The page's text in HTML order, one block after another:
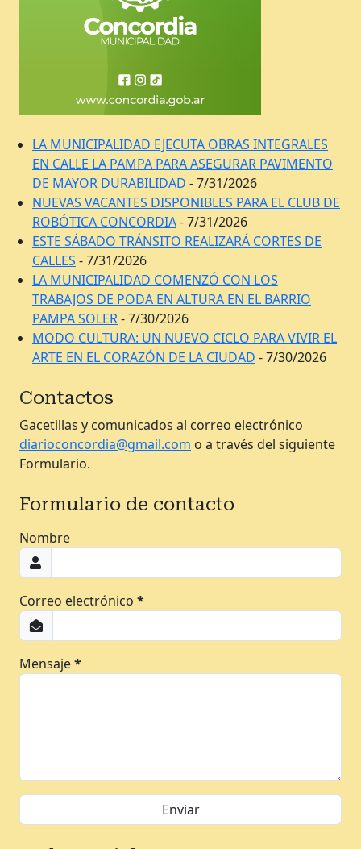
LA MUNICIPALIDAD EJECUTA OBRAS INTEGRALES
EN CALLE LA PAMPA PARA ASEGURAR PAVIMENTO
DE MAYOR DURABILIDAD - 7/31/2026
NUEVAS VACANTES DISPONIBLES PARA EL CLUB DE
ROBÓTICA CONCORDIA- 7/31/2026
ESTE SÁBADO TRÁNSITO REALIZARÁ CORTES DE
CALLES - 7/31/2026
LA MUNICIPALIDAD COMENZÓ CON LOS
TRABAJOS DE PODA EN ALTURA EN EL BARRIO
PAMPA SOLER- 7/30/2026
MODO CULTURA: UN NUEVO CICLO PARA VIVIR EL
ARTE EN EL CORAZÓN DE LA CIUDAD - 7/30/2026
Contactos
Gacetillas y comunicados al correo electrónico
diarioconcordia@gmail.com o a través del siguiente
Formulario.
Formulario de contacto
Nombre
Correo electrónico *
Mensaje*